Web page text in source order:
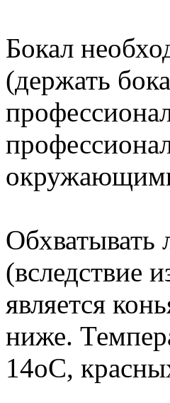
Бокал
(держать
Обхватывать
(вследствие
является
ниже.
14oС,